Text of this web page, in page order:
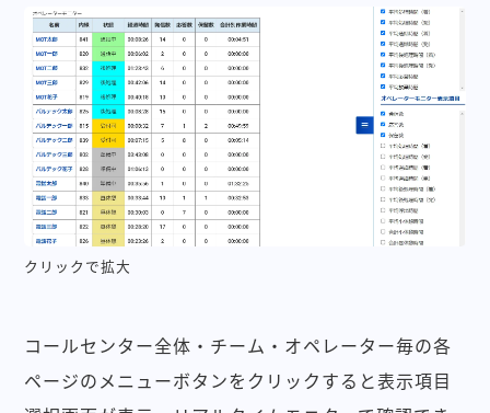
クリックで拡大
コールセンター全体・チーム・オペレーター毎の各
ページのメニューボタンをクリックすると表示項目